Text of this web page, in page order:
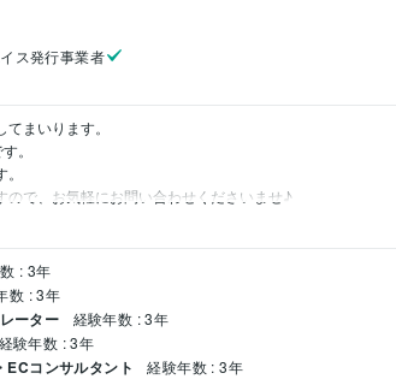
ス発行事業者
まいります。
。
で、お気軽にお問い合わせくださいませ♪
: 3年
数 : 3年
ーター 経験年数 : 3年
経験年数 : 3年
コンサルタント 経験年数 : 3年